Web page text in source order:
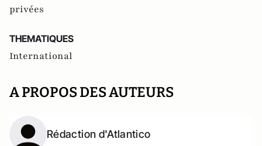
privées
THEMATIQUES
International
A PROPOS DES AUTEURS
Rédaction d'Atlantico